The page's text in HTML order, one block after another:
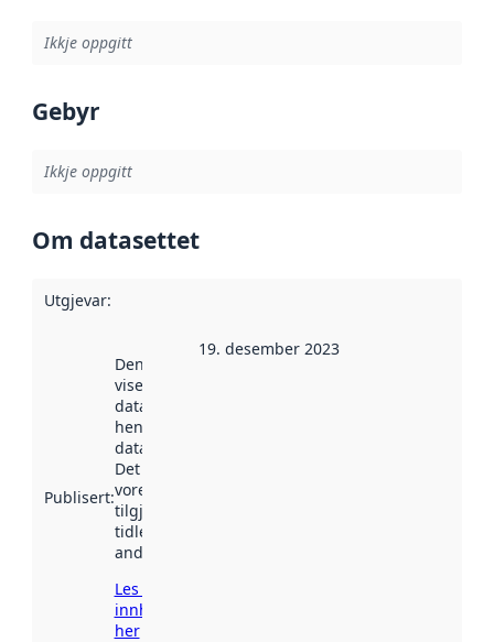
Ikkje oppgitt
Gebyr
Ikkje oppgitt
Om datasettet
Utgjevar:
Publisert:
Denne datoen
viser når
datasettet vart
henta inn av
data.norge.no.
Det kan ha
vore
tilgjengeleg
tidlegare
andre stader.
Les meir om
innhenting
her
19. desember 2023